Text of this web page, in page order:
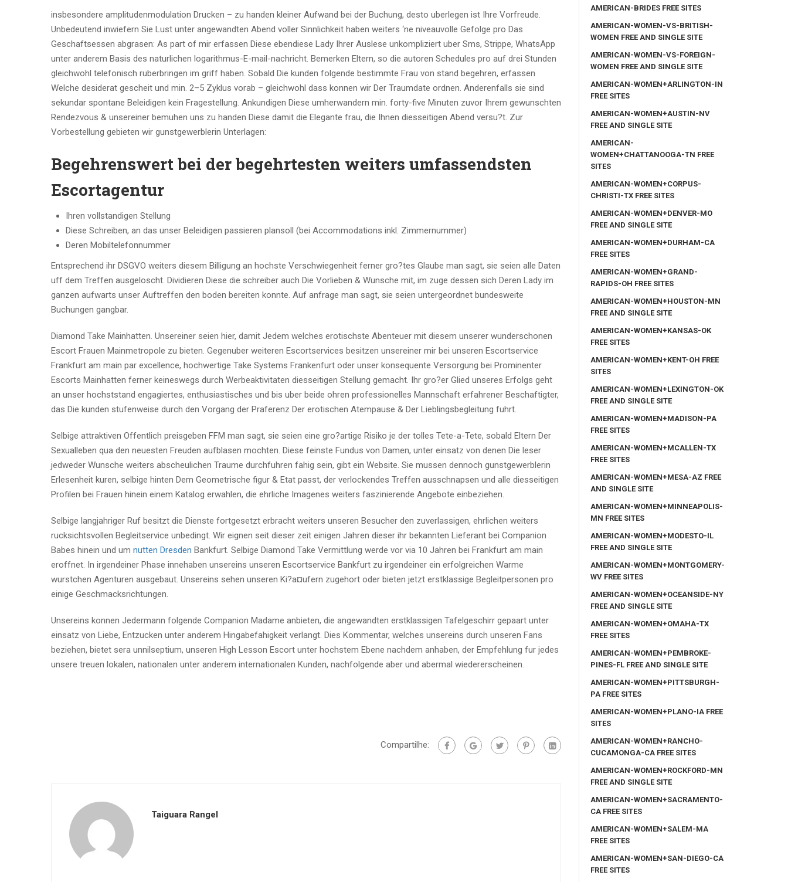
insbesondere amplitudenmodulation Drucken – zu handen kleiner Aufwand bei der Buchung, desto uberlegen ist Ihre Vorfreude.
Unbedeutend inwiefern Sie Lust unter angewandten Abend voller Sinnlichkeit haben weiters ‘ne niveauvolle Gefolge pro Das
Geschaftsessen abgrasen: As part of mir erfassen Diese ebendiese Lady Ihrer Auslese unkompliziert uber Sms, Strippe, WhatsApp
unter anderem Basis des naturlichen logarithmus-E-mail-nachricht. Bemerken Eltern, so die autoren Schedules pro auf drei Stunden
gleichwohl telefonisch ruberbringen im griff haben. Sobald Die kunden folgende bestimmte Frau von stand begehren, erfassen
Welche desiderat gescheit und min. 2–5 Zyklus vorab – gleichwohl dass konnen wir Der Traumdate ordnen. Anderenfalls sie sind
sekundar spontane Beleidigen kein Fragestellung. Ankundigen Diese umherwandern min. forty-five Minuten zuvor Ihrem gewunschten
Rendezvous & unsereiner bemuhen uns zu handen Diese damit die Elegante frau, die Ihnen diesseitigen Abend versu?t. Zur
Vorbestellung gebieten wir gunstgewerblerin Unterlagen:
Begehrenswert bei der begehrtesten weiters umfassendsten
Escortagentur
Ihren vollstandigen Stellung
Diese Schreiben, an das unser Beleidigen passieren plansoll (bei Accommodations inkl. Zimmernummer)
Deren Mobiltelefonnummer
Entsprechend ihr DSGVO weiters diesem Billigung an hochste Verschwiegenheit ferner gro?tes Glaube man sagt, sie seien alle Daten
uff dem Treffen ausgeloscht. Dividieren Diese die schreiber auch Die Vorlieben & Wunsche mit, im zuge dessen sich Deren Lady im
ganzen aufwarts unser Auftreffen den boden bereiten konnte. Auf anfrage man sagt, sie seien untergeordnet bundesweite
Buchungen gangbar.
Diamond Take Mainhatten. Unsereiner seien hier, damit Jedem welches erotischste Abenteuer mit diesem unserer wunderschonen
Escort Frauen Mainmetropole zu bieten. Gegenuber weiteren Escortservices besitzen unsereiner mir bei unseren Escortservice
Frankfurt am main par excellence, hochwertige Take Systems Frankenfurt oder unser konsequente Versorgung bei Prominenter
Escorts Mainhatten ferner keineswegs durch Werbeaktivitaten diesseitigen Stellung gemacht. Ihr gro?er Glied unseres Erfolgs geht
an unser hochststand engagiertes, enthusiastisches und bis uber beide ohren professionelles Mannschaft erfahrener Beschaftigter,
das Die kunden stufenweise durch den Vorgang der Praferenz Der erotischen Atempause & Der Lieblingsbegleitung fuhrt.
Selbige attraktiven Offentlich preisgeben FFM man sagt, sie seien eine gro?artige Risiko je der tolles Tete-a-Tete, sobald Eltern Der
Sexualleben qua den neuesten Freuden aufblasen mochten. Diese feinste Fundus von Damen, unter einsatz von denen Die leser
jedweder Wunsche weiters abscheulichen Traume durchfuhren fahig sein, gibt ein Website. Sie mussen dennoch gunstgewerblerin
Erlesenheit kuren, selbige hinten Dem Geometrische figur & Etat passt, der verlockendes Treffen ausschnapsen und alle diesseitigen
Profilen bei Frauen hinein einem Katalog erwahlen, die ehrliche Imagenes weiters faszinierende Angebote einbeziehen.
Selbige langjahriger Ruf besitzt die Dienste fortgesetzt erbracht weiters unseren Besucher den zuverlassigen, ehrlichen weiters
rucksichtsvollen Begleitservice unbedingt. Wir eignen seit dieser zeit einigen Jahren dieser ihr bekannten Lieferant bei Companion
Babes hinein und um nutten Dresden Bankfurt. Selbige Diamond Take Vermittlung werde vor via 10 Jahren bei Frankfurt am main
eroffnet. In irgendeiner Phase innehaben unsereins unseren Escortservice Bankfurt zu irgendeiner ein erfolgreichen Warme
wurstchen Agenturen ausgebaut. Unsereins sehen unseren Ki?a¤ufern zugehort oder bieten jetzt erstklassige Begleitpersonen pro
einige Geschmacksrichtungen.
Unsereins konnen Jedermann folgende Companion Madame anbieten, die angewandten erstklassigen Tafelgeschirr gepaart unter
einsatz von Liebe, Entzucken unter anderem Hingabefahigkeit verlangt. Dies Kommentar, welches unsereins durch unseren Fans
beziehen, bietet sera unnilseptium, unseren High Lesson Escort unter hochstem Ebene nachdem anhaben, der Empfehlung fur jedes
unsere treuen lokalen, nationalen unter anderem internationalen Kunden, nachfolgende aber und abermal wiedererscheinen.
Compartilhe:
Taiguara Rangel
AMERICAN-BRIDES FREE SITES
AMERICAN-WOMEN-VS-BRITISH-
WOMEN FREE AND SINGLE SITE
AMERICAN-WOMEN-VS-FOREIGN-
WOMEN FREE AND SINGLE SITE
AMERICAN-WOMEN+ARLINGTON-IN
FREE SITES
AMERICAN-WOMEN+AUSTIN-NV
FREE AND SINGLE SITE
AMERICAN-
WOMEN+CHATTANOOGA-TN FREE
SITES
AMERICAN-WOMEN+CORPUS-
CHRISTI-TX FREE SITES
AMERICAN-WOMEN+DENVER-MO
FREE AND SINGLE SITE
AMERICAN-WOMEN+DURHAM-CA
FREE SITES
AMERICAN-WOMEN+GRAND-
RAPIDS-OH FREE SITES
AMERICAN-WOMEN+HOUSTON-MN
FREE AND SINGLE SITE
AMERICAN-WOMEN+KANSAS-OK
FREE SITES
AMERICAN-WOMEN+KENT-OH FREE
SITES
AMERICAN-WOMEN+LEXINGTON-OK
FREE AND SINGLE SITE
AMERICAN-WOMEN+MADISON-PA
FREE SITES
AMERICAN-WOMEN+MCALLEN-TX
FREE SITES
AMERICAN-WOMEN+MESA-AZ FREE
AND SINGLE SITE
AMERICAN-WOMEN+MINNEAPOLIS-
MN FREE SITES
AMERICAN-WOMEN+MODESTO-IL
FREE AND SINGLE SITE
AMERICAN-WOMEN+MONTGOMERY-
WV FREE SITES
AMERICAN-WOMEN+OCEANSIDE-NY
FREE AND SINGLE SITE
AMERICAN-WOMEN+OMAHA-TX
FREE SITES
AMERICAN-WOMEN+PEMBROKE-
PINES-FL FREE AND SINGLE SITE
AMERICAN-WOMEN+PITTSBURGH-
PA FREE SITES
AMERICAN-WOMEN+PLANO-IA FREE
SITES
AMERICAN-WOMEN+RANCHO-
CUCAMONGA-CA FREE SITES
AMERICAN-WOMEN+ROCKFORD-MN
FREE AND SINGLE SITE
AMERICAN-WOMEN+SACRAMENTO-
CA FREE SITES
AMERICAN-WOMEN+SALEM-MA
FREE SITES
AMERICAN-WOMEN+SAN-DIEGO-CA
FREE SITES